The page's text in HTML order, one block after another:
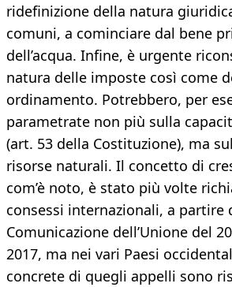
ridefinizione della natura
comuni, a cominciare dal bene
dell’acqua. Infine, è urgente
natura delle imposte così come
ordinamento. Potrebbero, per
parametrate non più sulla
(art. 53 della Costituzione), ma
risorse naturali. Il concetto di
com’è noto, è stato più volte
consessi internazionali, a partire
Comunicazione dell’Unione del
2017, ma nei vari Paesi
concrete di quegli appelli sono